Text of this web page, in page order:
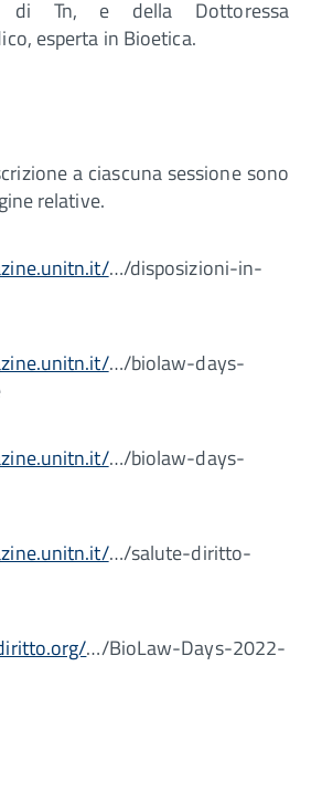
di Tn, e della Dottoressa
esperta in Bioetica.
a ciascuna sessione sono
relative.
…/disposizioni-in-
…/biolaw-days-
…/biolaw-days-
…/salute-diritto-
…/BioLaw-Days-2022-